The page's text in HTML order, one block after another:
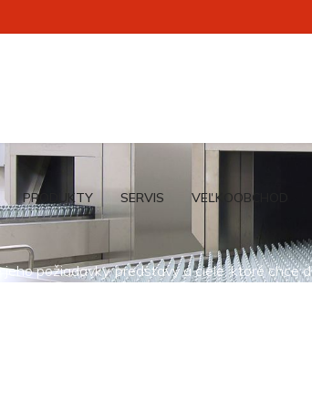
PRODUKTY SERVIS VEĽKOOBCHOD
požiadavky, predstavy a ciele, ktoré chce